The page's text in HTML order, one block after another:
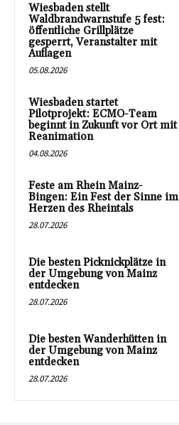
Wiesbaden stellt
Waldbrandwarnstufe 5 fest:
öffentliche Grillplätze
gesperrt, Veranstalter mit
Auflagen
05.08.2026
Wiesbaden startet
Pilotprojekt: ECMO-Team
beginnt in Zukunft vor Ort mit
Reanimation
04.08.2026
Feste am Rhein Mainz-
Bingen: Ein Fest der Sinne im
Herzen des Rheintals
28.07.2026
Die besten Picknickplätze in
der Umgebung von Mainz
entdecken
28.07.2026
Die besten Wanderhütten in
der Umgebung von Mainz
entdecken
28.07.2026